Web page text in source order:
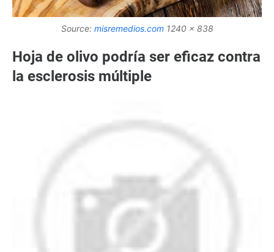
Source: misremedios.com1240 x 838
Hoja de olivo podría ser eficaz contra
la esclerosis múltiple